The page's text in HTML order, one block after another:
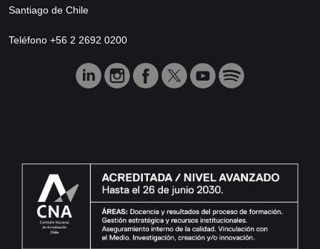
Santiago de Chile
Teléfono +56 2 2692 0200